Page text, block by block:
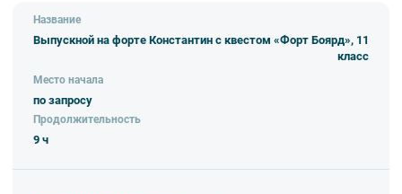
В стоимость включены:
транспортные услуги (автобус туристического класса), подача
проведение игры «Форт Боярд»
услуги ведущего и музыкальное сопровождение (ди-джей) на 4
Название
Выпускной на форте Константин с квестом «Форт Боярд», 11
класс
Место начала
по запросу
Продолжительность
9 ч